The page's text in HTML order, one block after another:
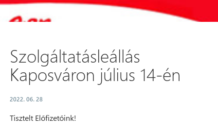
Szolgáltatásleállás
Kaposváron július 14-én
2022. 06. 28
Tisztelt Előfizetőink!